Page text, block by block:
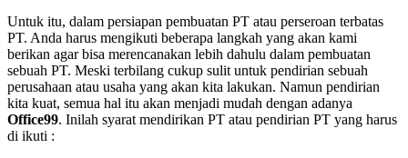
Untuk itu, dalam persiapan pembuatan PT atau perseroan terbatas
PT. Anda harus mengikuti beberapa langkah yang akan kami
berikan agar bisa merencanakan lebih dahulu dalam pembuatan
sebuah PT. Meski terbilang cukup sulit untuk pendirian sebuah
perusahaan atau usaha yang akan kita lakukan. Namun pendirian
kita kuat, semua hal itu akan menjadi mudah dengan adanya
Office99. Inilah syarat mendirikan PT atau pendirian PT yang harus
di ikuti :